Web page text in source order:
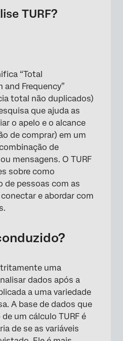
análise TURF
TURF?
“Total
and Frequency”
total não duplicados)
que ajuda as
o apelo e o alcance
de comprar) em um
de
mensagens. O TURF
sobre como
de pessoas com as
e abordar com
uma
dados após a
a uma variedade
A base de dados que
um cálculo TURF é
de se as variáveis